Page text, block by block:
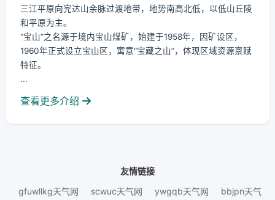
三江平原向完达山余脉过渡地带，地势南高北低，以低山丘陵
和平原为主。
“宝山”之名源于境内宝山煤矿，始建于1958年，因矿设区，
1960年正式设立宝山区，寓意“宝藏之山”，体现区域资源禀赋
特征。
...
查看更多介绍
友情链接
gfuwllkg天气网
scwuc天气网 ywgqb天气网 bbjpn天气